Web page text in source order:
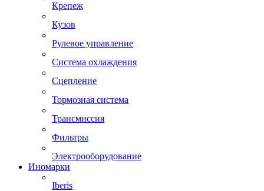
Крепеж
Кузов
Рулевое управление
Система охлаждения
Сцепление
Тормозная система
Трансмиссия
Фильтры
Электрооборудование
Иномарки
Iberis